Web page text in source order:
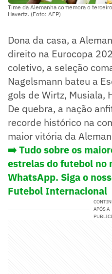
Time da Alemanha comemora o
Havertz. (Foto: AFP)
Dona da casa, a
direito na Eurocopa
coletivo, a seleção
Nagelsmann bateu a
gols de Wirtz, Musiala,
De quebra, a nação
recorde histórico na
maior vitória da
➡️ Tudo sobre os
estrelas do futebol no
WhatsApp. Siga o
Futebol Internacional
APÓS A